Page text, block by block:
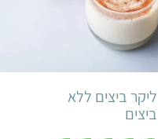
קל שעה ו-30 דקות
3 כוסות אמריקאי
ליקר ביצים ללא
ביצים